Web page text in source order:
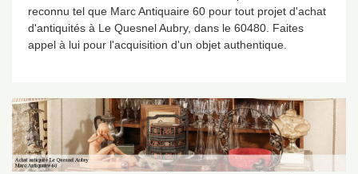
reconnu tel que Marc Antiquaire 60 pour tout projet d'achat
d'antiquités à Le Quesnel Aubry, dans le 60480. Faites
appel à lui pour l'acquisition d'un objet authentique.